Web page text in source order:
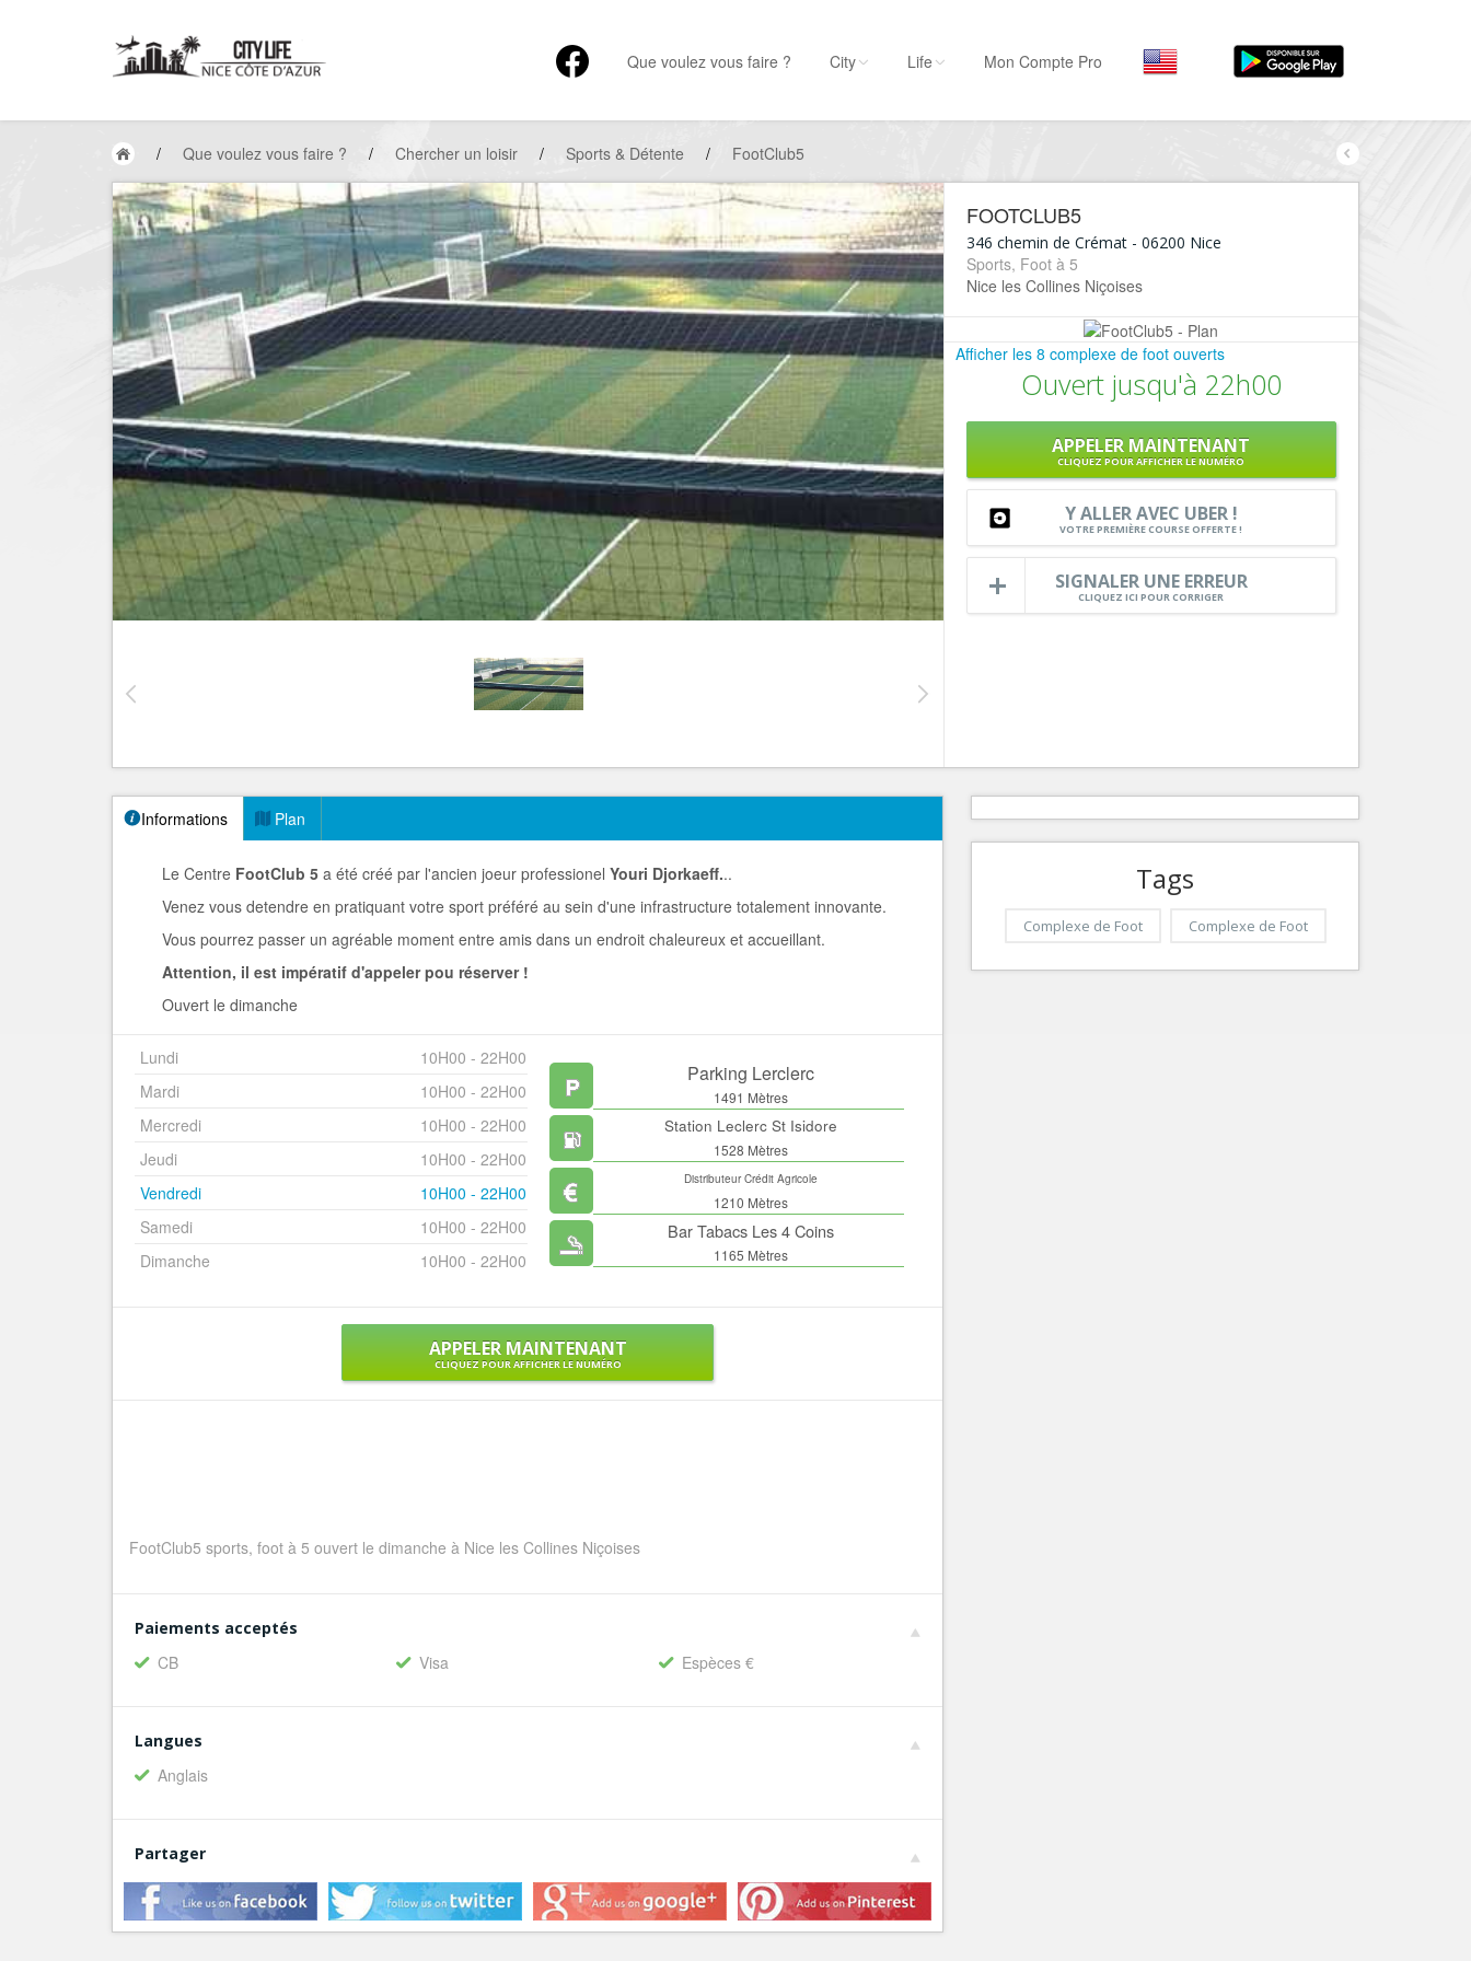
Que voulez vous faire ?
Hôtels, ...
Musées, ...
Sortir
Restaurants, ...
Commerces
Mode, ...
Loisirs
Plages, sports, ...
Services
Tourisme, ...
Par quartiers
Nice le petit Marais Niçois
Nice la plaine du Var
Nice Aéroport
City Life Mon Compte Pro
/ Que voulez vous faire ? / Chercher un loisir / Sports & Détente / FootClub5
FOOTCLUB5
346 chemin de Crémat- 06200 Nice
Sports, Foot à 5
Nice les Collines Niçoises
Afficher les 8 complexe de foot ouverts
Ouvert jusqu'à 22h00
APPELER MAINTENANT
CLIQUEZ POUR AFFICHER LE NUMÉRO
Y ALLER AVEC UBER !
VOTRE PREMIÈRE COURSE OFFERTE !
SIGNALER UNE ERREUR
CLIQUEZ ICI POUR CORRIGER
Informations Plan
Le Centre FootClub 5 a été créé par l'ancien joeur professionel Youri Djorkaeff...
Venez vous detendre en pratiquant votre sport préféré au sein d'une infrastructure totalement innovante.
Vous pourrez passer un agréable moment entre amis dans un endroit chaleureux et accueillant.
Attention, il est impératif d'appeler pou réserver !
Ouvert le dimanche
Lundi
10H00 - 22H00
Mardi
10H00 - 22H00
Mercredi
10H00 - 22H00
Jeudi
10H00 - 22H00
Vendredi
10H00 - 22H00
Samedi
10H00 - 22H00
Dimanche
10H00 - 22H00
Parking Lerclerc
1491 Mètres
Station Leclerc St Isidore
1528 Mètres
Distributeur Crédit Agricole
1210 Mètres
Bar Tabacs Les 4 Coins
1165 Mètres
APPELER MAINTENANT
CLIQUEZ POUR AFFICHER LE NUMÉRO
FootClub5 sports, foot à 5 ouvert le dimanche à Nice les Collines Niçoises
Paiements acceptés
CB Visa Espèces €
Langues
Anglais
Partager
Tags
Complexe de Foot Complexe de Foot